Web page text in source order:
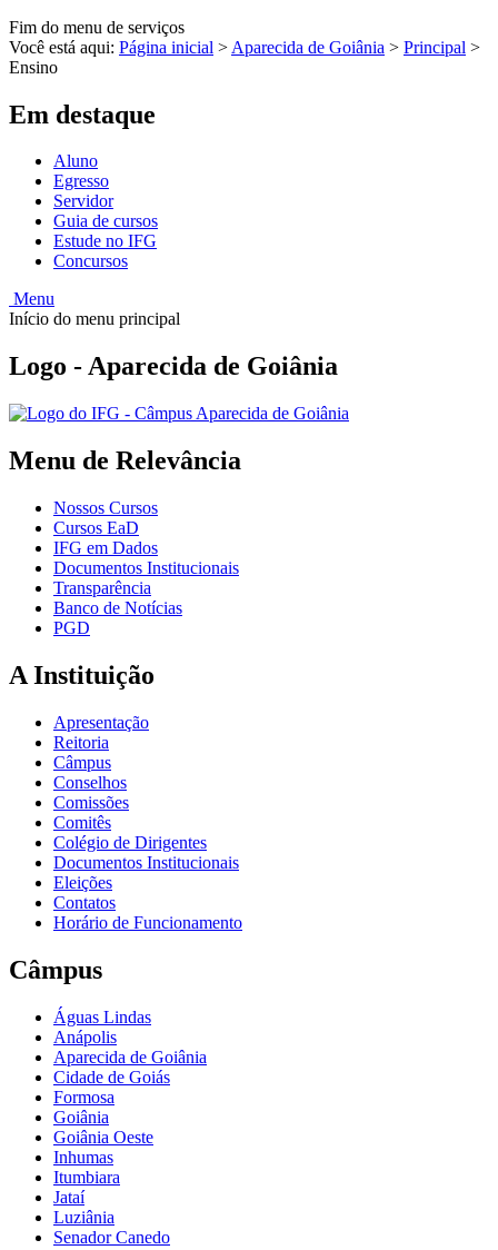
Fim do menu de serviços
Você está aqui: Página inicial > Aparecida de Goiânia > Principal >
Ensino
Em destaque
Aluno
Egresso
Servidor
Guia de cursos
Estude no IFG
Concursos
Menu
Início do menu principal
Logo - Aparecida de Goiânia
Menu de Relevância
Nossos Cursos
Cursos EaD
IFG em Dados
Documentos Institucionais
Transparência
Banco de Notícias
PGD
A Instituição
Apresentação
Reitoria
Câmpus
Conselhos
Comissões
Comitês
Colégio de Dirigentes
Documentos Institucionais
Eleições
Contatos
Horário de Funcionamento
Câmpus
Águas Lindas
Anápolis
Aparecida de Goiânia
Cidade de Goiás
Formosa
Goiânia
Goiânia Oeste
Inhumas
Itumbiara
Jataí
Luziânia
Senador Canedo